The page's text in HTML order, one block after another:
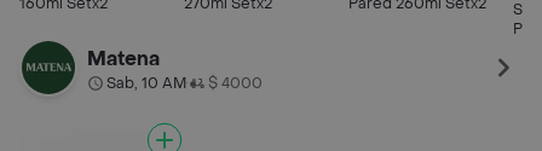
Set
Matena
Sab, 10 AM• $ 4000